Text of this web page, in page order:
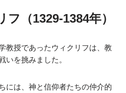
（1329-1384年）
教授であったウィクリフは、教
いを挑みました。
には、神と信仰者たちの仲介的